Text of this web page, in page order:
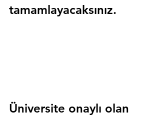
tamamlayacaksınız.
Üniversite onaylı olan